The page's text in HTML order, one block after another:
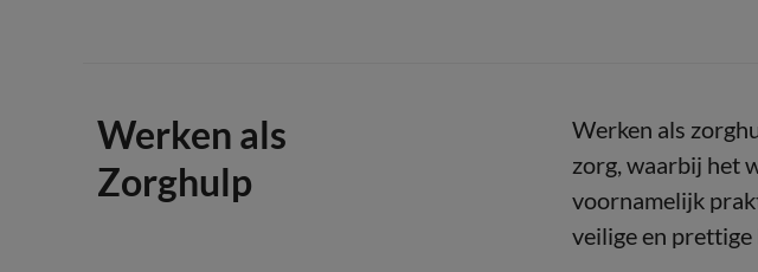
Werken als
Zorghulp
Werken als
zorg, waarbij het
voornamelijk
veilige en